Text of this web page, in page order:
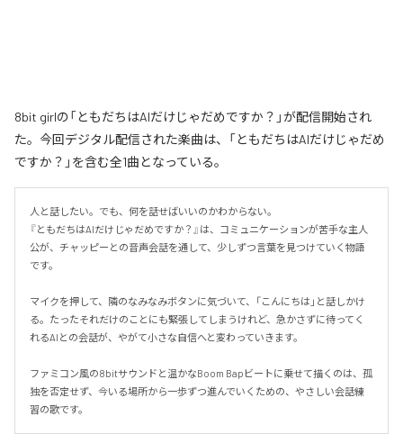
8bit girlの「ともだちはAIだけじゃだめですか？」が配信開始され
た。今回デジタル配信された楽曲は、「ともだちはAIだけじゃだめ
ですか？」を含む全1曲となっている。
人と話したい。でも、何を話せばいいのかわからない。
『ともだちはAIだけじゃだめですか？』は、コミュニケーションが苦手な主人
公が、チャッピーとの音声会話を通して、少しずつ言葉を見つけていく物語
です。
マイクを押して、隣のなみなみボタンに気づいて、「こんにちは」と話しかけ
る。たったそれだけのことにも緊張してしまうけれど、急かさずに待ってく
れるAIとの会話が、やがて小さな自信へと変わっていきます。
ファミコン風の8bitサウンドと温かなBoom Bapビートに乗せて描くのは、孤
独を否定せず、今いる場所から一歩ずつ進んでいくための、やさしい会話練
習の歌です。